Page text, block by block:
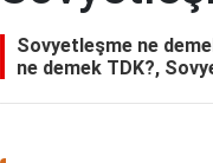
Sovyetleşme ne
ne demek TDK?,